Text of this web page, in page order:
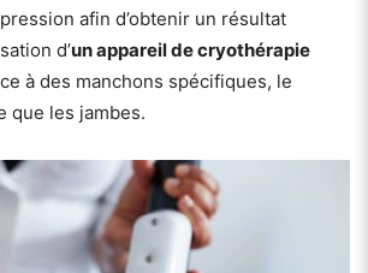
afin d’obtenir un résultat
d’un appareil de cryothérapie
à des manchons spécifiques, le
que les jambes.